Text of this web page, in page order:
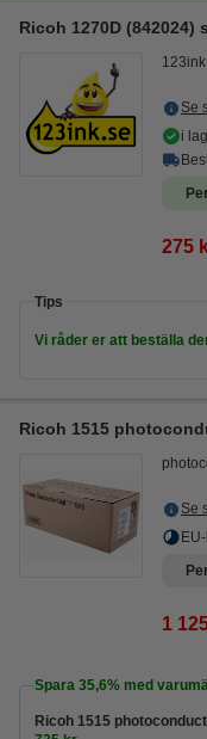
Ricoh 1270D
123ink
Se
i
275
Tips
Vi råder er att beställa
Ricoh 1515
Se
1
Spara 35,6% med
Ricoh 1515